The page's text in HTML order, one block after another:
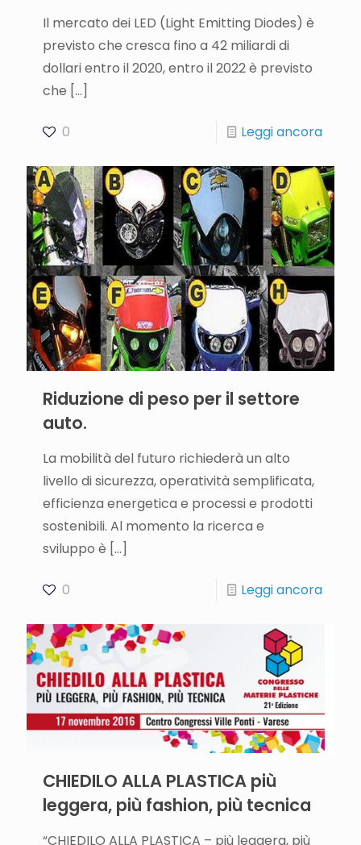
Il mercato dei LED (Light Emitting Diodes) è
previsto che cresca fino a 42 miliardi di
dollari entro il 2020, entro il 2022 è previsto
che […]
0 Leggi ancora
Riduzione di peso per il settore
auto.
La mobilità del futuro richiederà un alto
livello di sicurezza, operatività semplificata,
efficienza energetica e processi e prodotti
sostenibili. Al momento la ricerca e
sviluppo è […]
0 Leggi ancora
CHIEDILO ALLA PLASTICA più
leggera, più fashion, più tecnica
“CHIEDILO ALLA PLASTICA – più leggera, più